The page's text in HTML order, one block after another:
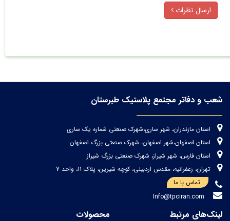
ارسال نظرات
شعب و دفاتر مجتمع پلاستیک طبرستان
استان مازندران، شهر ساری،شهرک صنعتی شماره یک ساری
استان اصفهان،شهر اصفهان، شهرک صنعتی بزرگ اصفهان
استان فارس، شهر شیراز، شهرک صنعتی بزرگ شیراز
تهران، زعفرانیه، مقدس اردبیلی، کوچه شیرین، پلاک 11، واحد 7
تماس با ما
لینک‌های مرتبط محصولات